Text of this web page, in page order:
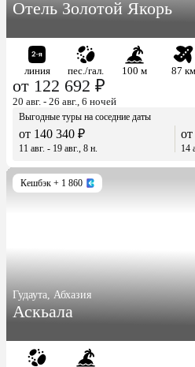
Отель Золотой Якорь
линия пес./гал. 100 м 87 км
от 122 692 ₽
20 авг. - 26 авг., 6 ночей
Выгодные туры на соседние даты
от 140 340 ₽
11 авг. - 19 авг., 8 н. 14
Кешбэк + 1 860
Гудаута, Абхазия
Аскьала